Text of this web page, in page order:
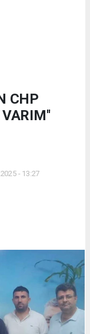
CHP
VARIM''
- 13:27